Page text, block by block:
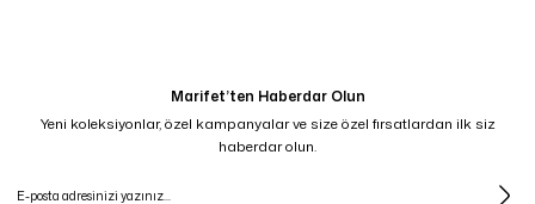
Marifet’ten Haberdar Olun
Yeni koleksiyonlar, özel kampanyalar ve size özel fırsatlardan ilk siz
haberdar olun.